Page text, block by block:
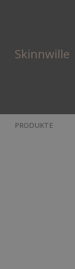
Skinnwille
PRODUKTE